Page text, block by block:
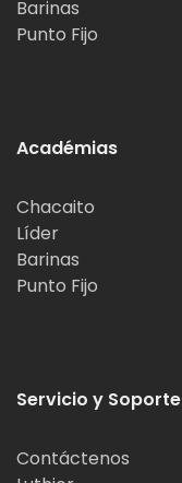
Barinas
Punto Fijo
Académias
Chacaito
Líder
Barinas
Punto Fijo
Servicio y Soporte
Contáctenos